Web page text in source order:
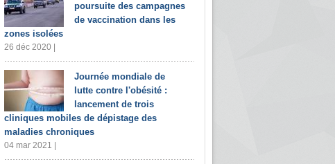
poursuite des campagnes
de vaccination dans les
zones isolées
26 déc 2020 |
Journée mondiale de
lutte contre l'obésité :
lancement de trois
cliniques mobiles de dépistage des
maladies chroniques
04 mar 2021 |